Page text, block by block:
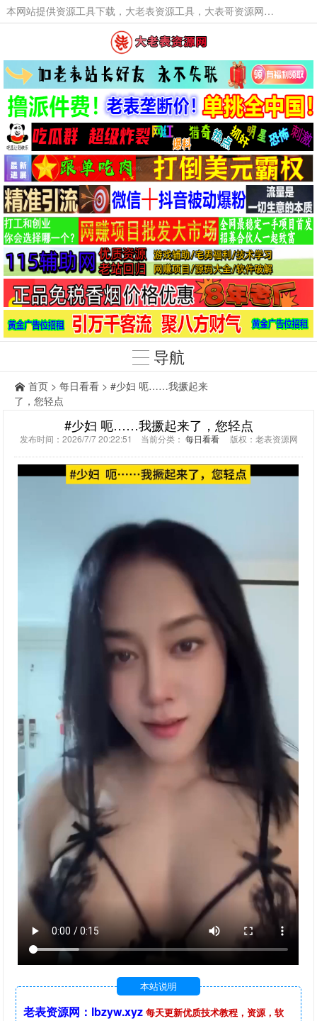
本网站提供资源工具下载，大老表资源工具，大表哥资源网软件工具，大老表资源下载，活动线报福利资源分享,活动线报，大型网游经典游戏，网络热门技术游戏辅助交流与分享。
导航
首页 > 每日看看 > #少妇 呃……我撅起来
了，您轻点
#少妇 呃……我撅起来了，您轻点
发布时间：2026/7/7 20:22:51 当前分类： 每日看看版权：老表资源网
本站说明
老表资源网：lbzyw.xyz 每天更新优质技术教程，资源，软